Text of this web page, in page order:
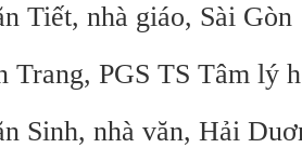
Tiết, nhà giáo, Sài Gòn
Trang, PGS TS Tâm lý
Sinh, nhà văn, Hải